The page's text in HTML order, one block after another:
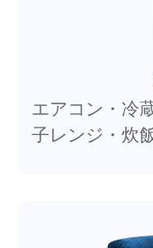
エアコン・冷
子レンジ・炊